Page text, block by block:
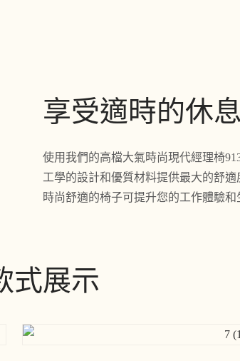
享受適時的休息
使用我們的高檔大氣時尚現代經理椅
工學的設計和優質材料提供最大的舒
時尚舒適的椅子可提升您的工作體驗和
式展示